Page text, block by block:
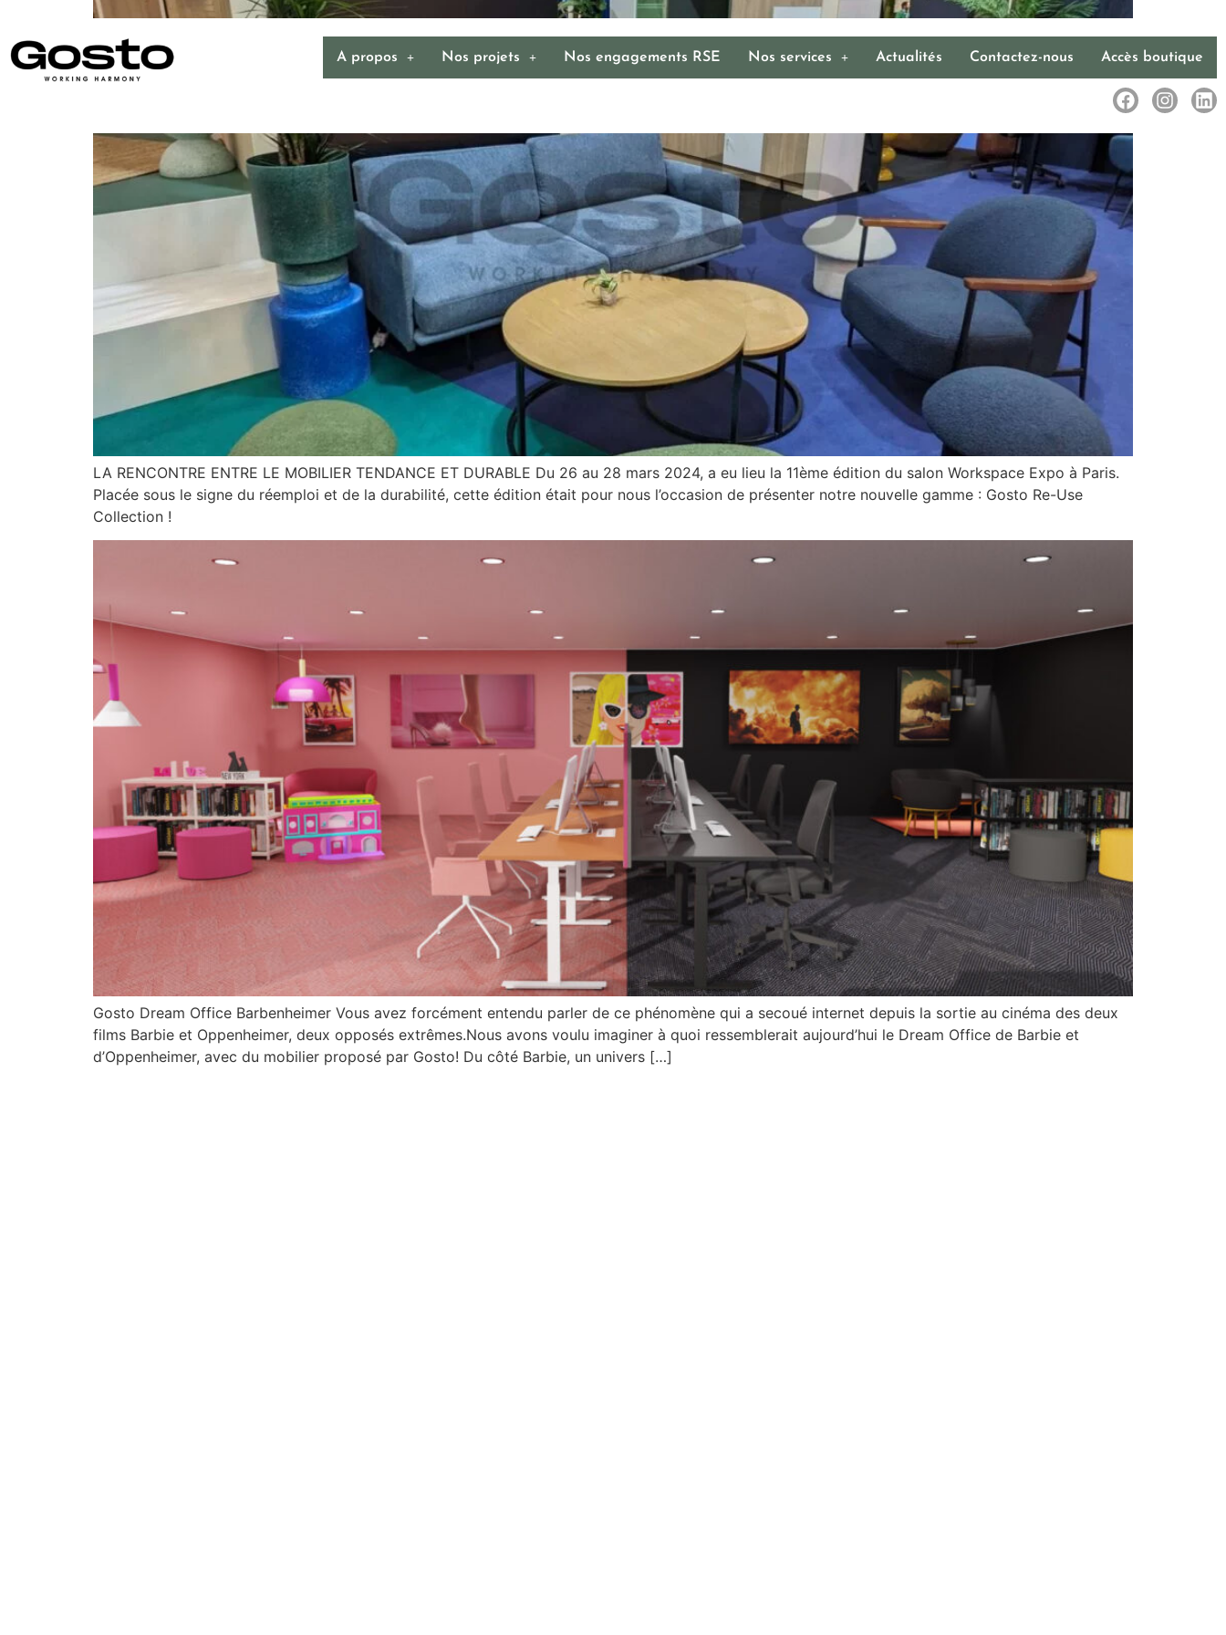
A propos Nos projets Nos engagements RSE Nos services Actualités Contactez-nous Accès boutique
LA RENCONTRE ENTRE LE MOBILIER TENDANCE ET DURABLE Du 26 au 28 mars 2024, a eu lieu la 11ème édition du salon Workspace Expo à Paris.
Placée sous le signe du réemploi et de la durabilité, cette édition était pour nous l’occasion de présenter notre nouvelle gamme : Gosto Re-Use
Collection !
Gosto Dream Office Barbenheimer Vous avez forcément entendu parler de ce phénomène qui a secoué internet depuis la sortie au cinéma des deux
films Barbie et Oppenheimer, deux opposés extrêmes.Nous avons voulu imaginer à quoi ressemblerait aujourd’hui le Dream Office de Barbie et
d’Oppenheimer, avec du mobilier proposé par Gosto! Du côté Barbie, un univers […]